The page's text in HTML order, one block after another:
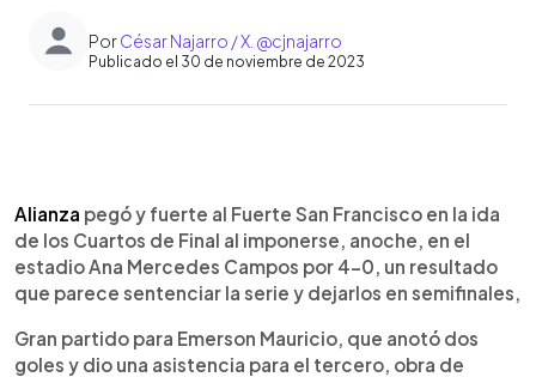
PorCésar Najarro / X. @cjnajarro
Publicado el 30 de noviembre de 2023
Escuchar artículo
Alianza pegó y fuerte al Fuerte San Francisco en la ida
de los Cuartos de Final al imponerse, anoche, en el
estadio Ana Mercedes Campos por 4-0, un resultado
que parece sentenciar la serie y dejarlos en semifinales,
Gran partido para Emerson Mauricio, que anotó dos
goles y dio una asistencia para el tercero, obra de